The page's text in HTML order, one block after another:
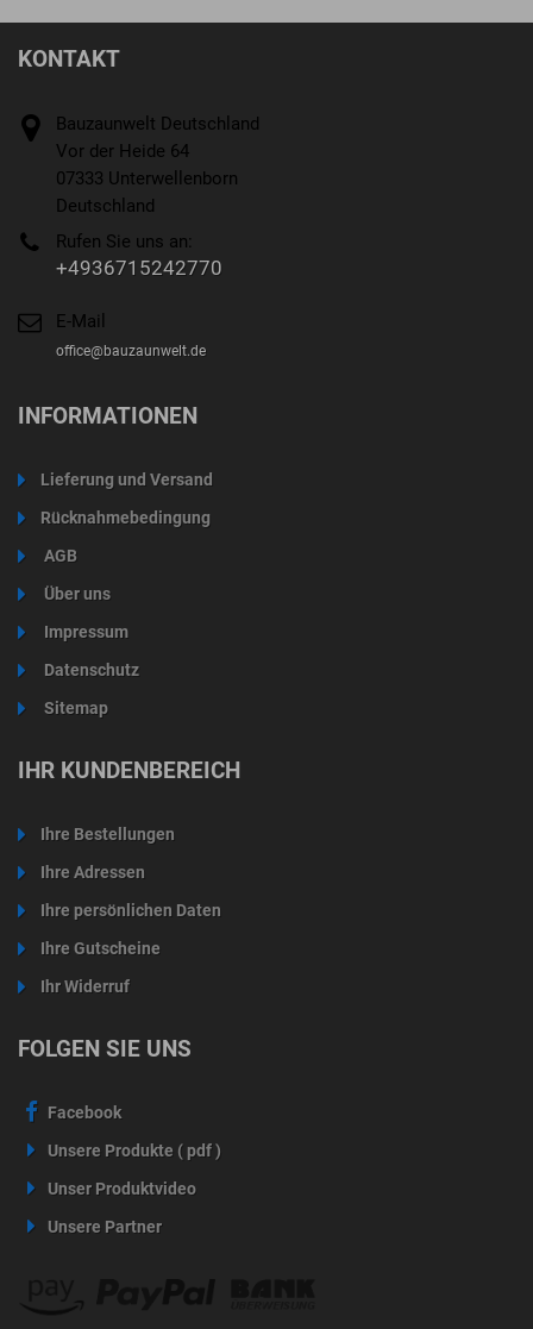
KONTAKT
Bauzaunwelt Deutschland
Vor der Heide 64
07333 Unterwellenborn
Deutschland
Rufen Sie uns an:
+4936715242770
E-Mail
office@bauzaunwelt.de
INFORMATIONEN
Lieferung und Versand
Rücknahmebedingung
AGB
Über uns
Impressum
Datenschutz
Sitemap
IHR KUNDENBEREICH
Ihre Bestellungen
Ihre Adressen
Ihre persönlichen Daten
Ihre Gutscheine
Ihr Widerruf
FOLGEN SIE UNS
Facebook
Unsere Produkte ( pdf )
Unser Produktvideo
Unsere Partner